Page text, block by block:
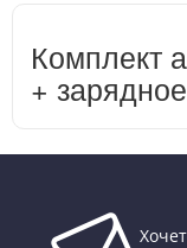
Комплект
+